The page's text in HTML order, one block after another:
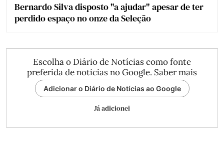
Bernardo Silva disposto "a ajudar" apesar de ter
perdido espaço no onze da Seleção
Escolha o Diário de Notícias como fonte
preferida de notícias no Google. Saber mais
Adicionar o Diário de Notícias ao Google
Já adicionei